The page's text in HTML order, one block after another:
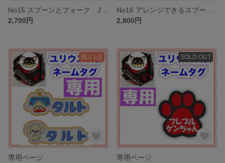
2,700円
2,800円
残り1点
専用ページ
SOLD OUT
専用ページ